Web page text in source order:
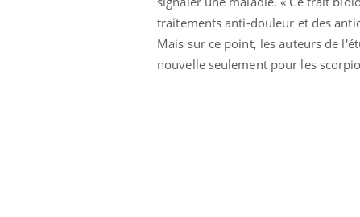
traitements anti-douleur et des
Mais sur ce point, les auteurs de
nouvelle seulement pour les